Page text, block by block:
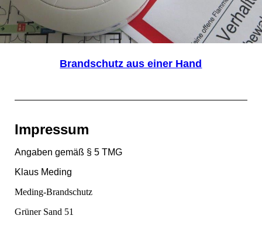
Brandschutz aus einer Hand
Impressum
Angaben gemäß § 5 TMG
Klaus Meding
Meding-Brandschutz
Grüner Sand 51